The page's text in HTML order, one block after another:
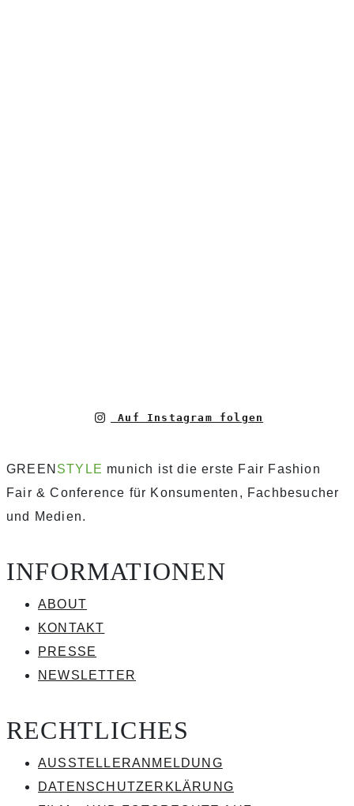
Auf Instagram folgen
GREEN STYLE munich ist die erste Fair Fashion
Fair & Conference für Konsumenten, Fachbesucher
und Medien.
INFORMATIONEN
ABOUT
KONTAKT
PRESSE
NEWSLETTER
RECHTLICHES
AUSSTELLERANMELDUNG
DATENSCHUTZERKLÄRUNG